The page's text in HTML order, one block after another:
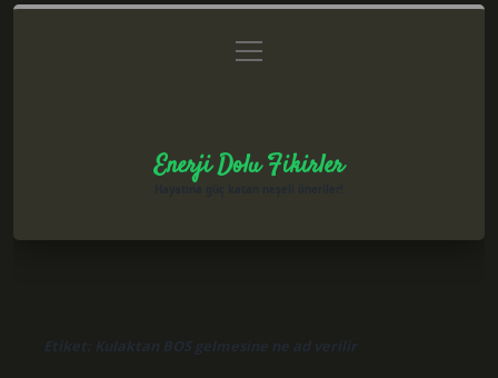
Gizlilik Politikası
menüyü
aç
Enerji Dolu Fikirler
Etiket: Kulaktan BOS gelmesine ne ad verilir